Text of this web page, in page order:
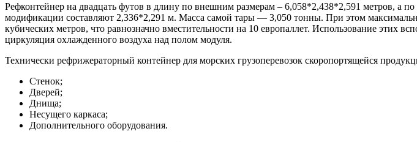
Рефконтейнер на двадцать футов в длину по внешним размерам – 6,058*2,438*2,591 метров, а
модификации составляют 2,336*2,291 м. Масса самой тары — 3,050 тонны. При этом
кубических метров, что равнозначно вместительности на 10 европаллет. Использование этих
циркуляция охлажденного воздуха над полом модуля.
Технически рефрижераторный контейнер для морских грузоперевозок скоропортящейся
Стенок;
Дверей;
Днища;
Несущего каркаса;
Дополнительного оборудования.